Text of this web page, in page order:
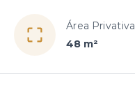
Área Privativa
48 m²